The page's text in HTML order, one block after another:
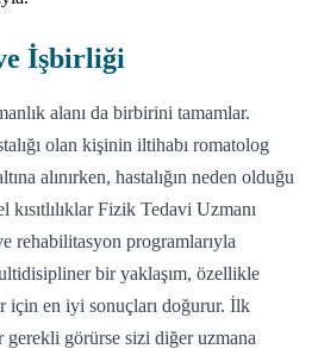
İşbirliği
alanı da birbirini tamamlar.
olan kişinin iltihabı romatolog
alınırken, hastalığın neden olduğu
Fizik Tedavi Uzmanı
rehabilitasyon programlarıyla
bir yaklaşım, özellikle
için en iyi sonuçları doğurur. İlk
görürse sizi diğer uzmana